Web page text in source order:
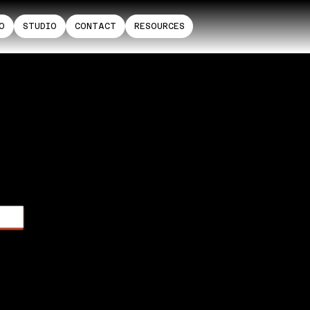
STUDIO CONTACT RESOURCES